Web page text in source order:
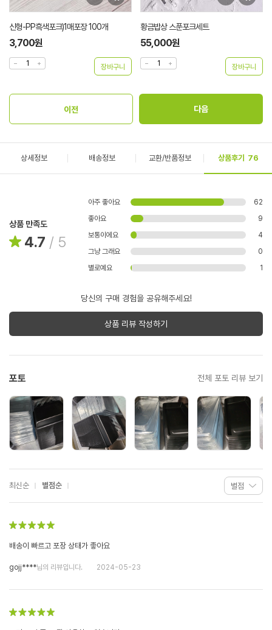
신형-PP흑색포크)1매포장 100개
3,700원
황금밥상 스푼포크세트
55,000원
상세정보 배송정보 교환/반품정보 상품후기 76
상품 만족도
4.7 / 5
아주 좋아요
62
좋아요
9
보통이에요
4
그냥 그래요
0
별로예요
1
당신의 구매 경험을 공유해주세요!
상품 리뷰 작성하기
포토 전체 포토 리뷰 보기
최신순 별점순
배송이 빠르고 포장 상태가 좋아요
gojj****님의 리뷰입니다. 2024-05-23